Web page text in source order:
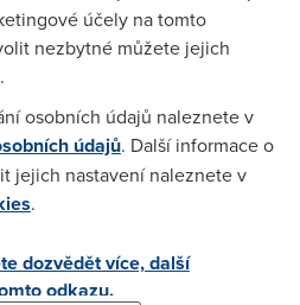
statusu není od providera
jak dlouho chci,ale k
co pomůže je znovuvypnutí
účely na tomto
nezbytné můžete jejich
osobních údajů naleznete v
údajů. Další informace o
jejich nastavení naleznete v
.
dozvědět více, další
odkazu.